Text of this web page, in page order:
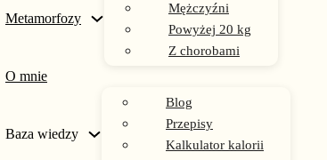
Metamorfozy
Mężczyźni
Powyżej 20 kg
Z chorobami
O mnie
Baza wiedzy
Blog
Przepisy
Kalkulator kalorii